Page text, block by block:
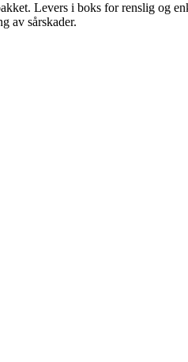
Levers i boks for renslig og
av sårskader.